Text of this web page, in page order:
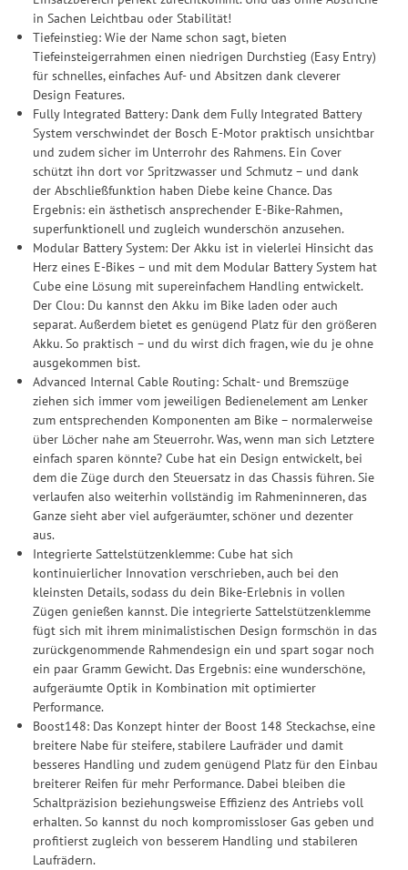
in Sachen Leichtbau oder Stabilität!
Tiefeinstieg: Wie der Name schon sagt, bieten
Tiefeinsteigerrahmen einen niedrigen Durchstieg (Easy Entry)
für schnelles, einfaches Auf- und Absitzen dank cleverer
Design Features.
Fully Integrated Battery: Dank dem Fully Integrated Battery
System verschwindet der Bosch E-Motor praktisch unsichtbar
und zudem sicher im Unterrohr des Rahmens. Ein Cover
schützt ihn dort vor Spritzwasser und Schmutz – und dank
der Abschließfunktion haben Diebe keine Chance. Das
Ergebnis: ein ästhetisch ansprechender E-Bike-Rahmen,
superfunktionell und zugleich wunderschön anzusehen.
Modular Battery System: Der Akku ist in vielerlei Hinsicht das
Herz eines E-Bikes – und mit dem Modular Battery System hat
Cube eine Lösung mit supereinfachem Handling entwickelt.
Der Clou: Du kannst den Akku im Bike laden oder auch
separat. Außerdem bietet es genügend Platz für den größeren
Akku. So praktisch – und du wirst dich fragen, wie du je ohne
ausgekommen bist.
Advanced Internal Cable Routing: Schalt- und Bremszüge
ziehen sich immer vom jeweiligen Bedienelement am Lenker
zum entsprechenden Komponenten am Bike – normalerweise
über Löcher nahe am Steuerrohr. Was, wenn man sich Letztere
einfach sparen könnte? Cube hat ein Design entwickelt, bei
dem die Züge durch den Steuersatz in das Chassis führen. Sie
verlaufen also weiterhin vollständig im Rahmeninneren, das
Ganze sieht aber viel aufgeräumter, schöner und dezenter
aus.
Integrierte Sattelstützenklemme: Cube hat sich
kontinuierlicher Innovation verschrieben, auch bei den
kleinsten Details, sodass du dein Bike-Erlebnis in vollen
Zügen genießen kannst. Die integrierte Sattelstützenklemme
fügt sich mit ihrem minimalistischen Design formschön in das
zurückgenommende Rahmendesign ein und spart sogar noch
ein paar Gramm Gewicht. Das Ergebnis: eine wunderschöne,
aufgeräumte Optik in Kombination mit optimierter
Performance.
Boost148: Das Konzept hinter der Boost 148 Steckachse, eine
breitere Nabe für steifere, stabilere Laufräder und damit
besseres Handling und zudem genügend Platz für den Einbau
breiterer Reifen für mehr Performance. Dabei bleiben die
Schaltpräzision beziehungsweise Effizienz des Antriebs voll
erhalten. So kannst du noch kompromissloser Gas geben und
profitierst zugleich von besserem Handling und stabileren
Laufrädern.